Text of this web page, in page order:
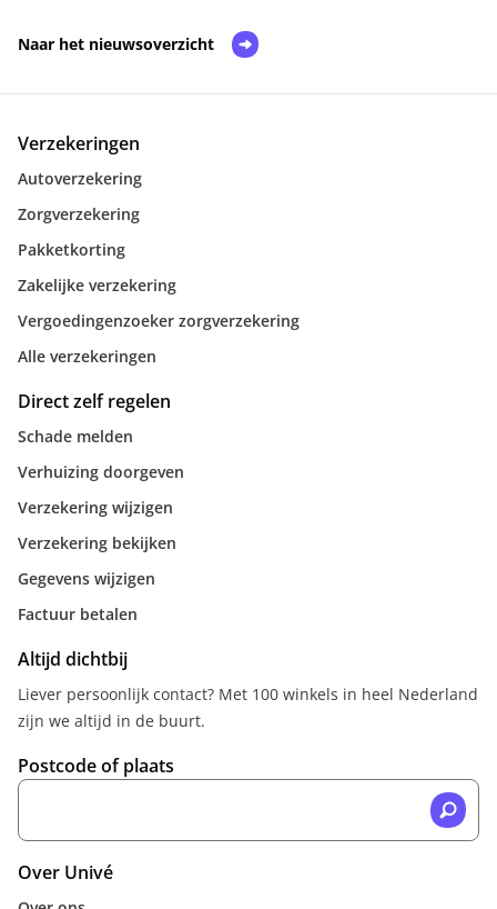
Naar het nieuwsoverzicht
Verzekeringen
Autoverzekering
Zorgverzekering
Pakketkorting
Zakelijke verzekering
Vergoedingenzoeker zorgverzekering
Alle verzekeringen
Direct zelf regelen
Schade melden
Verhuizing doorgeven
Verzekering wijzigen
Verzekering bekijken
Gegevens wijzigen
Factuur betalen
Altijd dichtbij
Liever persoonlijk contact? Met 100 winkels in heel Nederland
zijn we altijd in de buurt.
Postcode of plaats
Over Univé